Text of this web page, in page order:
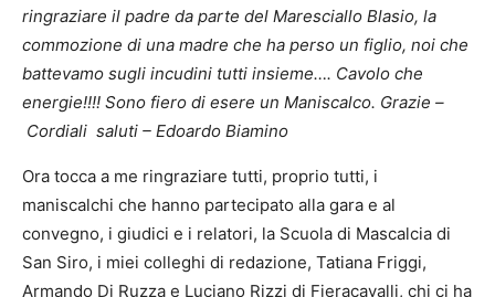
ringraziare il padre da parte del Maresciallo Blasio, la
commozione di una madre che ha perso un figlio, noi che
battevamo sugli incudini tutti insieme…. Cavolo che
energie!!!! Sono fiero di esere un Maniscalco. Grazie –
Cordiali saluti – Edoardo Biamino
Ora tocca a me ringraziare tutti, proprio tutti, i
maniscalchi che hanno partecipato alla gara e al
convegno, i giudici e i relatori, la Scuola di Mascalcia di
San Siro, i miei colleghi di redazione, Tatiana Friggi,
Armando Di Ruzza e Luciano Rizzi di Fieracavalli, chi ci ha